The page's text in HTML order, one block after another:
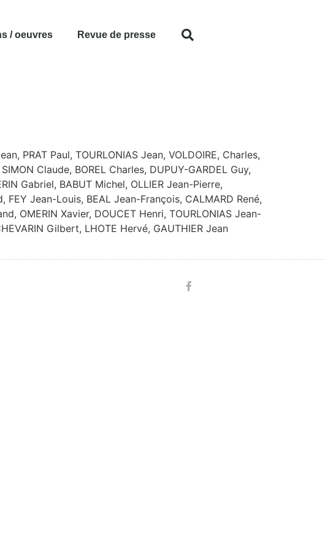
/ oeuvres Revue de presse
PRAT Paul, TOURLONIAS Jean, VOLDOIRE, Charles,
Claude, BOREL Charles, DUPUY-GARDEL Guy,
Gabriel, BABUT Michel, OLLIER Jean-Pierre,
FEY Jean-Louis, BEAL Jean-François, CALMARD René,
OMERIN Xavier, DOUCET Henri, TOURLONIAS Jean-
Gilbert, LHOTE Hervé, GAUTHIER Jean